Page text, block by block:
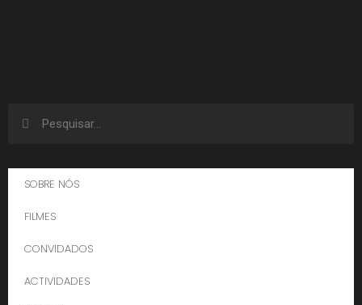
SOBRE NÓS
FILMES
CONVIDADOS
ACTIVIDADES